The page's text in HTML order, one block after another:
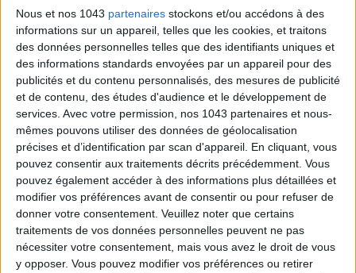
Nous et nos 1043 partenaires stockons et/ou accédons à des
informations sur un appareil, telles que les cookies, et traitons
des données personnelles telles que des identifiants uniques et
des informations standards envoyées par un appareil pour des
publicités et du contenu personnalisés, des mesures de publicité
et de contenu, des études d'audience et le développement de
services. Avec votre permission, nos 1043 partenaires et nous-
mêmes pouvons utiliser des données de géolocalisation
précises et d’identification par scan d'appareil. En cliquant, vous
pouvez consentir aux traitements décrits précédemment. Vous
pouvez également accéder à des informations plus détaillées et
modifier vos préférences avant de consentir ou pour refuser de
donner votre consentement. Veuillez noter que certains
traitements de vos données personnelles peuvent ne pas
nécessiter votre consentement, mais vous avez le droit de vous
y opposer. Vous pouvez modifier vos préférences ou retirer
5 BONS ROMANS EN FORMAT POCHE À DÉVORER CET ÉTÉ